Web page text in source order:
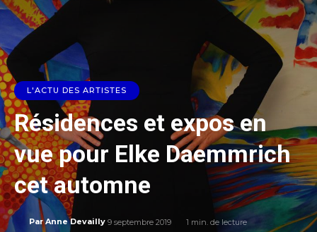
L'ACTU DES ARTISTES
Résidences et expos en
vue pour Elke Daemmrich
cet automne
Par Anne Devailly 9 septembre 2019 1 min. de lecture